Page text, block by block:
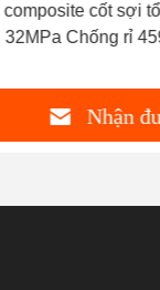
composite cốt sợi
32MPa Chống rỉ
Nhận